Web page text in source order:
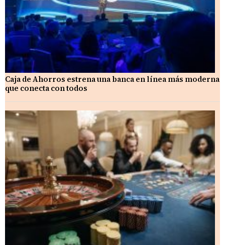
Caja de Ahorros estrena una banca en línea más moderna
que conecta con todos